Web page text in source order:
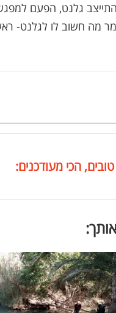
משרדי הממשלה. גם באוגוסט 2023
מה חשוב לו לגלנט-
הכי מעודכנים: